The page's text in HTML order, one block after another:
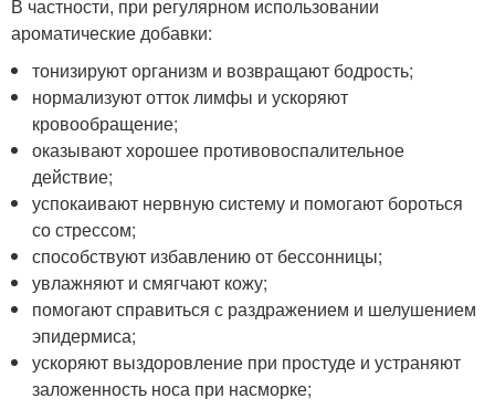
В частности, при регулярном использовании
ароматические добавки:
тонизируют организм и возвращают бодрость;
нормализуют отток лимфы и ускоряют
кровообращение;
оказывают хорошее противовоспалительное
действие;
успокаивают нервную систему и помогают бороться
со стрессом;
способствуют избавлению от бессонницы;
увлажняют и смягчают кожу;
помогают справиться с раздражением и шелушением
эпидермиса;
ускоряют выздоровление при простуде и устраняют
заложенность носа при насморке;